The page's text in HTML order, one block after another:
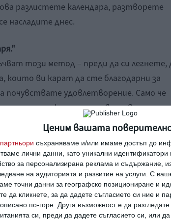
Ценим вашата
партньори съхраняваме и/или имаме достъп до
лични данни, като уникални
за персонализирана реклама и съдържание,
на аудиторията и развитие на услуги. С
точни данни за географско позициониране и
да кликнете, за да дадете съгласието си ние и
описано по-горе. Друга възможност е да
си, преди да дадете съгласието си, или
разлистете календара, разтворете
насладите днес.
този метод – преди да си легнете,
които ви карат да сте благодарни за
почувствате удовлетворение. Само че
чехората, които записват своите
два пъти седмично, са по-щастливи от
. Защо? Защото мозъкът спира да
повторение, процедурата не е
умът се адаптира бързо към
ако непрекъснато се фокусираме